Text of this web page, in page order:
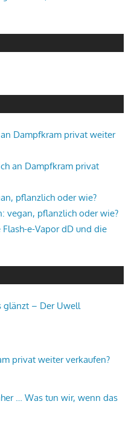
Dampfkram privat weiter
an Dampfkram privat
pflanzlich oder wie?
vegan, pflanzlich oder wie?
Flash-e-Vapor dD und die
glänzt – Der Uwell
privat weiter verkaufen?
… Was tun wir, wenn das